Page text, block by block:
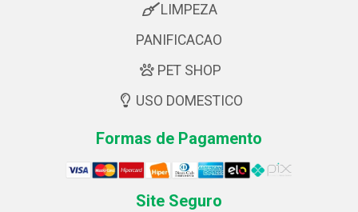
LIMPEZA
PANIFICACAO
PET SHOP
USO DOMESTICO
Formas de Pagamento
Site Seguro